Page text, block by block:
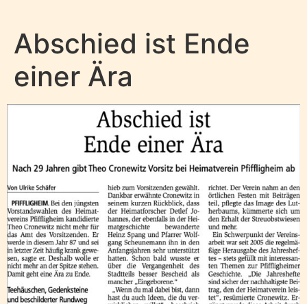
Abschied ist Ende
einer Ära